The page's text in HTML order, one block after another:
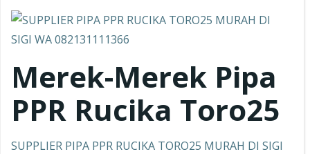
Merek-Merek Pipa
PPR Rucika Toro25
SUPPLIER PIPA PPR RUCIKA TORO25 MURAH DI SIGI